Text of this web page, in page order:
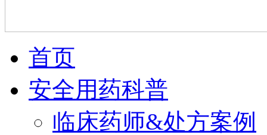
首页
安全用药科普
临床药师&处方案例